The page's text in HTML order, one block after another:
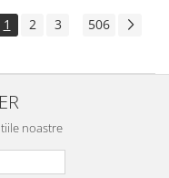
1 2 3 506
noastre